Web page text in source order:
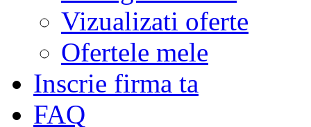
Vizualizati oferte
Ofertele mele
Inscrie firma ta
FAQ